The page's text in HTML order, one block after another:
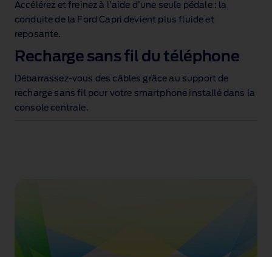
Accélérez et freinez à l’aide d’une seule pédale : la
conduite de la Ford Capri devient plus fluide et
reposante.
Recharge sans fil du téléphone
Débarrassez‑vous des câbles grâce au support de
recharge sans fil pour votre smartphone installé dans la
console centrale.